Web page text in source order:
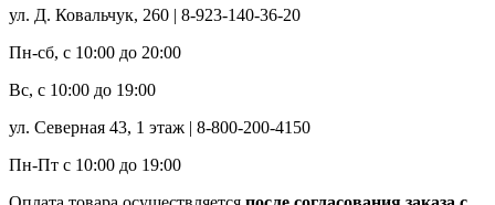
ул. Д. Ковальчук, 260 | 8-923-140-36-20
Пн-сб, с 10:00 до 20:00
Вс, с 10:00 до 19:00
ул. Северная 43, 1 этаж | 8-800-200-4150
Пн-Пт с 10:00 до 19:00